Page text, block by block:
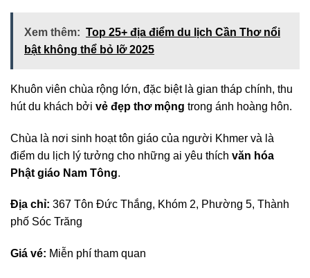
Xem thêm: Top 25+ địa điểm du lịch Cần Thơ nổi
bật không thể bỏ lỡ 2025
Khuôn viên chùa rộng lớn, đặc biệt là gian tháp chính, thu
hút du khách bởi vẻ đẹp thơ mộng trong ánh hoàng hôn.
Chùa là nơi sinh hoạt tôn giáo của người Khmer và là
điểm du lịch lý tưởng cho những ai yêu thích văn hóa
Phật giáo Nam Tông.
Địa chỉ: 367 Tôn Đức Thắng, Khóm 2, Phường 5, Thành
phố Sóc Trăng
Giá vé: Miễn phí tham quan